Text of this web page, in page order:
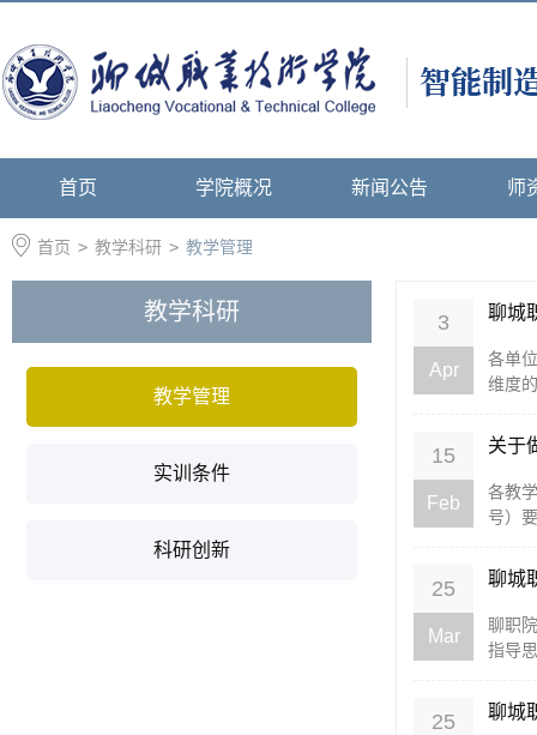
首页 学院概况 新闻公告 师
首页 > 教学科研 > 教学管理
教学科研
教学管理
实训条件
科研创新
3
Apr
聊城
各单
维度
15
Feb
关于
各教
号）
25
Mar
聊城
聊职
指导
25 聊城